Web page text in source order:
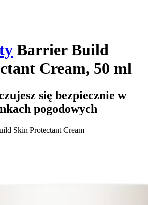
Barrier Build
Cream, 50 ml
się bezpiecznie w
pogodowych
Skin Protectant Cream